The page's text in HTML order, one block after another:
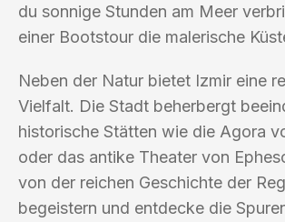
du sonnige Stunden am Meer
einer Bootstour die malerische
Neben der Natur bietet Izmir eine
Vielfalt. Die Stadt beherbergt
historische Stätten wie die Agora
oder das antike Theater von
von der reichen Geschichte der
begeistern und entdecke die